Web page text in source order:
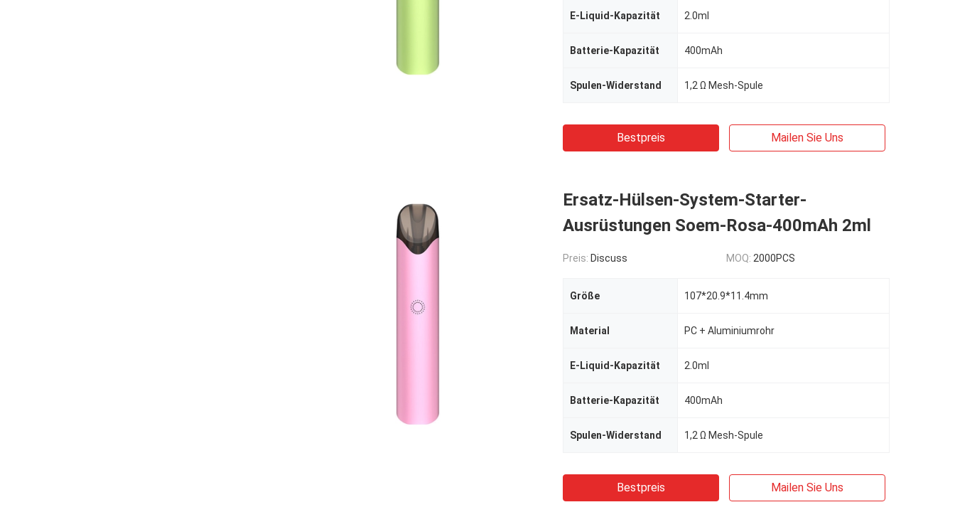
E-Liquid-Kapazität 2.0ml
Batterie-Kapazität 400mAh
Spulen-Widerstand 1,2 Ω Mesh-Spule
Bestpreis Mailen Sie Uns
Ersatz-Hülsen-System-Starter-
Ausrüstungen Soem-Rosa-400mAh 2ml
Preis: Discuss MOQ: 2000PCS
Größe 107*20.9*11.4mm
Material PC + Aluminiumrohr
E-Liquid-Kapazität 2.0ml
Batterie-Kapazität 400mAh
Spulen-Widerstand 1,2 Ω Mesh-Spule
Bestpreis Mailen Sie Uns